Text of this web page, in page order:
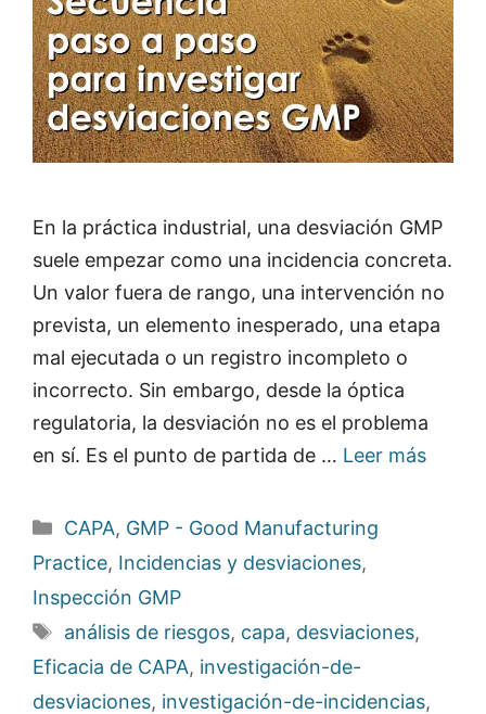
En la práctica industrial, una desviación GMP
suele empezar como una incidencia concreta.
Un valor fuera de rango, una intervención no
prevista, un elemento inesperado, una etapa
mal ejecutada o un registro incompleto o
incorrecto. Sin embargo, desde la óptica
regulatoria, la desviación no es el problema
en sí. Es el punto de partida de … Leer más
Categorías
CAPA, GMP - Good Manufacturing
Practice, Incidencias y desviaciones,
Inspección GMP
Etiquetas
análisis de riesgos, capa, desviaciones,
Eficacia de CAPA, investigación-de-
desviaciones, investigación-de-incidencias,